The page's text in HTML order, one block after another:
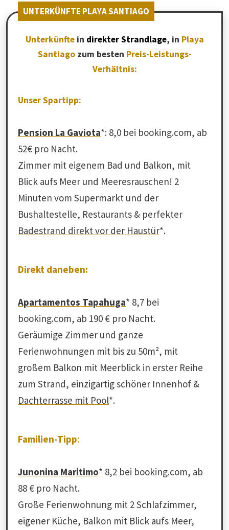
UNTERKÜNFTE PLAYA SANTIAGO
Unterkünfte in direkter Strandlage, in Playa
Santiagozum besten Preis-Leistungs-
Verhältnis:
Unser Spartipp:
Pension La Gaviota*: 8,0 bei booking.com, ab
52€ pro Nacht.
Zimmer mit eigenem Bad und Balkon, mit
Blick aufs Meer und Meeresrauschen! 2
Minuten vom Supermarkt und der
Bushaltestelle, Restaurants & perfekter
Badestrand direkt vor der Haustür*.
Direkt daneben:
Apartamentos Tapahuga* 8,7 bei
booking.com, ab 190 € pro Nacht.
Geräumige Zimmer und ganze
Ferienwohnungen mit bis zu 50m², mit
großem Balkon mit Meerblick in erster Reihe
zum Strand, einzigartig schöner Innenhof &
Dachterrasse mit Pool*.
Familien-Tipp:
Junonina Maritimo* 8,2 bei booking.com, ab
88 € pro Nacht.
Große Ferienwohnung mit 2 Schlafzimmer,
eigener Küche, Balkon mit Blick aufs Meer,